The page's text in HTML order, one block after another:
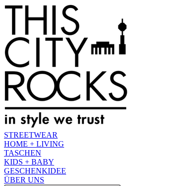
STREETWEAR
HOME + LIVING
TASCHEN
KIDS + BABY
GESCHENKIDEE
ÜBER UNS